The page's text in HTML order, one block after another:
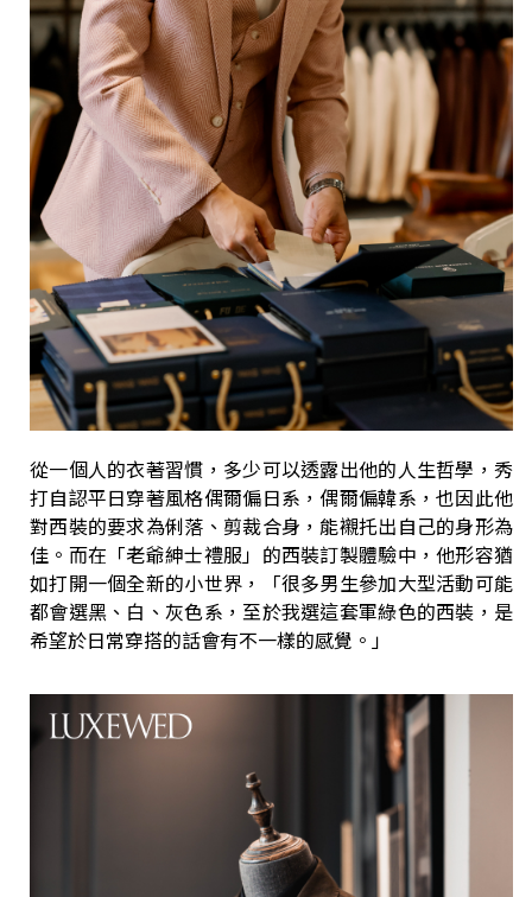
從一個人的衣著習慣，多少可以透露出他的人生哲學，秀
打自認平日穿著風格偶爾偏日系，偶爾偏韓系，也因此他
對西裝的要求為俐落、剪裁合身，能襯托出自己的身形為
佳。而在「老爺紳士禮服」的西裝訂製體驗中，他形容猶
如打開一個全新的小世界，「很多男生參加大型活動可能
都會選黑、白、灰色系，至於我選這套軍綠色的西裝，是
希望於日常穿搭的話會有不一樣的感覺。」